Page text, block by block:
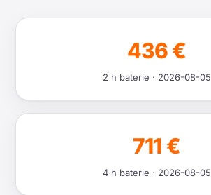
436 €
2 h baterie · 2026-08-05
711 €
4 h baterie · 2026-08-05